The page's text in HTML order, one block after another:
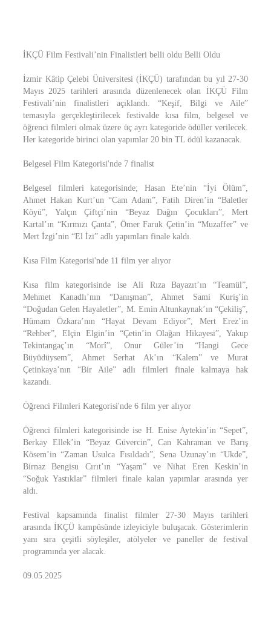
İKÇÜ Film Festivali’nin Finalistleri belli oldu Belli Oldu
İzmir Kâtip Çelebi Üniversitesi (İKÇÜ) tarafından bu yıl 27-30
Mayıs 2025 tarihleri arasında düzenlenecek olan İKÇÜ Film
Festivali’nin finalistleri açıklandı. “Keşif, Bilgi ve Aile”
temasıyla gerçekleştirilecek festivalde kısa film, belgesel ve
öğrenci filmleri olmak üzere üç ayrı kategoride ödüller verilecek.
Her kategoride birinci olan yapımlar 20 bin TL ödül kazanacak.
Belgesel Film Kategorisi'nde 7 finalist
Belgesel filmleri kategorisinde; Hasan Ete’nin “İyi Ölüm”,
Ahmet Hakan Kurt’un “Cam Adam”, Fatih Diren’in “Baletler
Köyü”, Yalçın Çiftçi’nin “Beyaz Dağın Çocukları”, Mert
Kartal’ın “Kırmızı Çanta”, Ömer Faruk Çetin’in “Muzaffer” ve
Mert İzgi’nin “El İzi” adlı yapımları finale kaldı.
Kısa Film Kategorisi'nde 11 film yer alıyor
Kısa film kategorisinde ise Ali Rıza Bayazıt’ın “Teamül”,
Mehmet Kanadlı’nın “Danışman”, Ahmet Sami Kuriş’in
“Doğudan Gelen Hayaletler”, M. Emin Altunkaynak’ın “Çekiliş”,
Hümam Özkara’nın “Hayat Devam Ediyor”, Mert Erez’in
“Rehber”, Elçin Elgin’in “Çetin’in Olağan Hikayesi”, Yakup
Tekintangaç’ın “Morî”, Onur Güler’in “Hangi Gece
Büyüdüysem”, Ahmet Serhat Ak’ın “Kalem” ve Murat
Çetinkaya’nın “Bir Aile” adlı filmleri finale kalmaya hak
kazandı.
Öğrenci Filmleri Kategorisi'nde 6 film yer alıyor
Öğrenci filmleri kategorisinde ise H. Enise Aytekin’in “Sepet”,
Berkay Ellek’in “Beyaz Güvercin”, Can Kahraman ve Barış
Kösem’in “Zaman Usulca Fısıldadı”, Sena Uzunay’ın “Ukde”,
Birnaz Bengisu Cırıt’ın “Yaşam” ve Nihat Eren Keskin’in
“Soğuk Yastıklar” filmleri finale kalan yapımlar arasında yer
aldı.
Festival kapsamında finalist filmler 27-30 Mayıs tarihleri
arasında İKÇÜ kampüsünde izleyiciyle buluşacak. Gösterimlerin
yanı sıra çeşitli söyleşiler, atölyeler ve paneller de festival
programında yer alacak.
09.05.2025